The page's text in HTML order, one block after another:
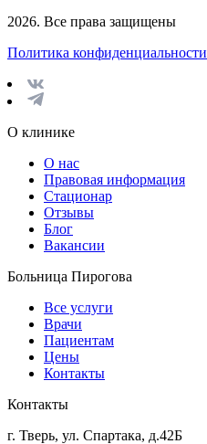
2026. Все права защищены
Политика конфиденциальности
О клинике
О нас
Правовая информация
Стационар
Отзывы
Блог
Вакансии
Больница Пирогова
Все услуги
Врачи
Пациентам
Цены
Контакты
Контакты
г. Тверь, ул. Спартака, д.42Б